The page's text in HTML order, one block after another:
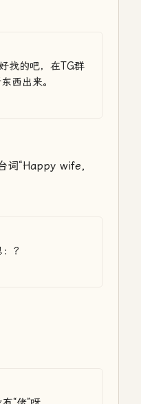
找的吧，在TG群
西出来。
词“Happy wife,
？